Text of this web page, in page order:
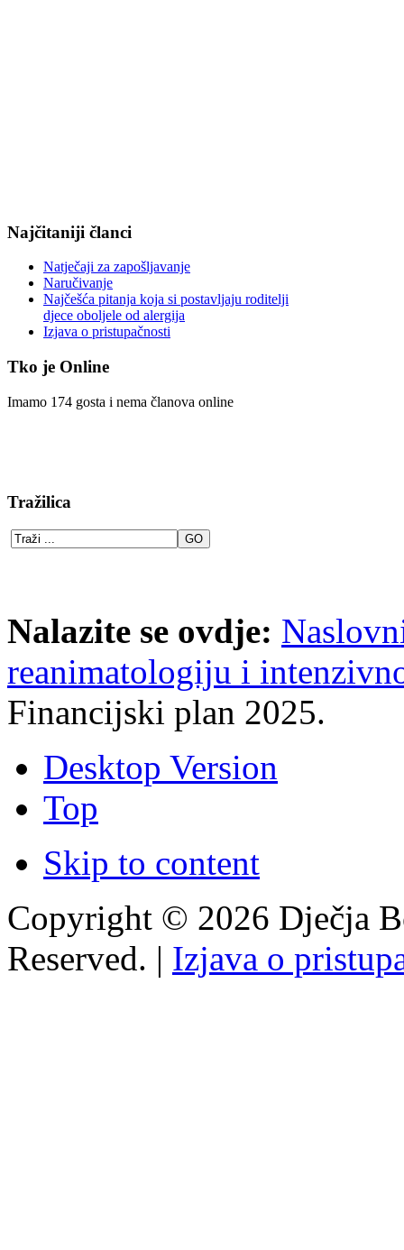
Najčitaniji članci
Natječaji za zapošljavanje
Naručivanje
Najčešća pitanja koja si postavljaju roditelji
djece oboljele od alergija
Izjava o pristupačnosti
Tko je Online
Imamo 174 gosta i nema članova online
Tražilica
Nalazite se ovdje:
reanimatologiju i
Financijski plan 2025.
Desktop Version
Top
Skip to content
Copyright © 2026 Dječja
Reserved. | Izjava o